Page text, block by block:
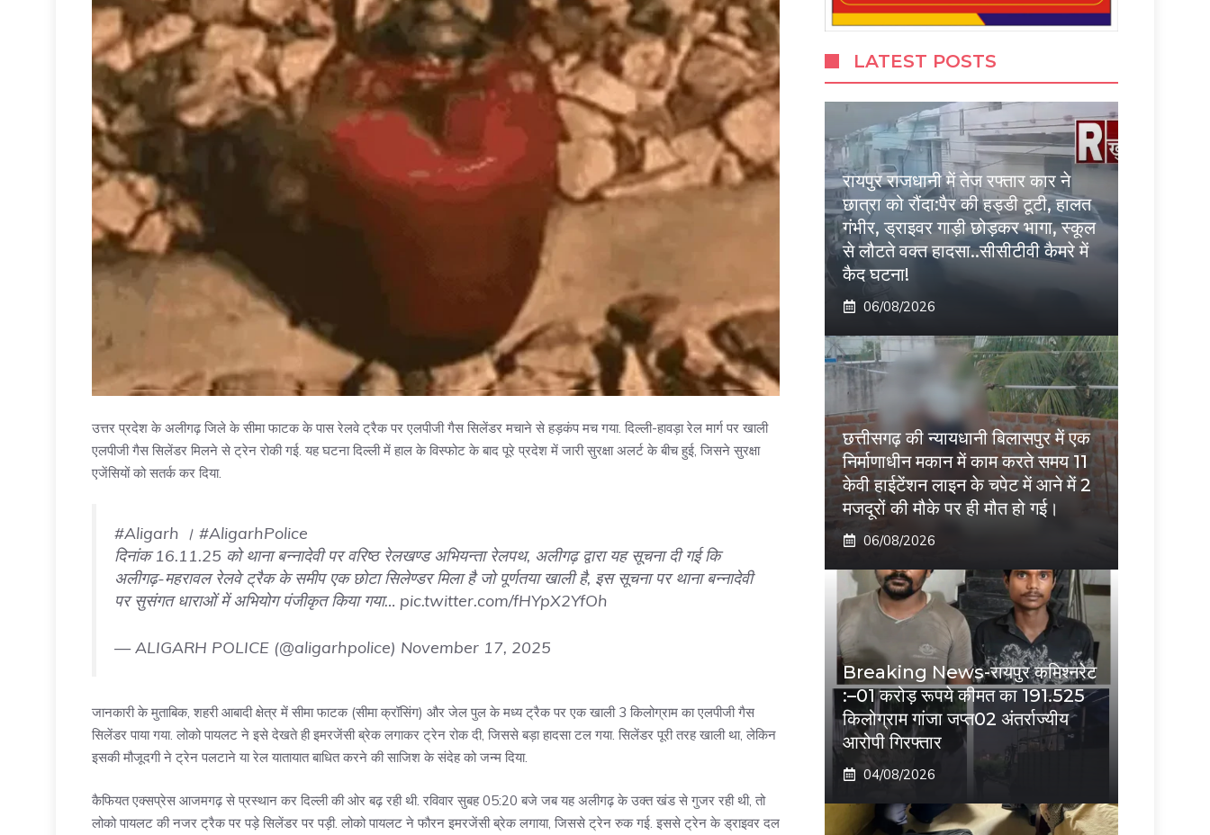
उत्तर प्रदेश के अलीगढ़ जिले के सीमा फाटक के पास रेलवे ट्रैक पर एलपीजी गैस सिलेंडर मचाने से हड़कंप मच गया. दिल्ली-हावड़ा रेल मार्ग पर खाली
एलपीजी गैस सिलेंडर मिलने से ट्रेन रोकी गई. यह घटना दिल्ली में हाल के विस्फोट के बाद पूरे प्रदेश में जारी सुरक्षा अलर्ट के बीच हुई, जिसने सुरक्षा
एजेंसियों को सतर्क कर दिया.
#Aligarh । #AligarhPolice
दिनांक 16.11.25 को थाना बन्नादेवी पर वरिष्ठ रेलखण्ड अभियन्ता रेलपथ, अलीगढ़ द्वारा यह सूचना दी गई कि
अलीगढ़-महरावल रेलवे ट्रैक के समीप एक छोटा सिलेण्डर मिला है जो पूर्णतया खाली है, इस सूचना पर थाना बन्नादेवी
पर सुसंगत धाराओं में अभियोग पंजीकृत किया गया… pic.twitter.com/fHYpX2YfOh
— ALIGARH POLICE (@aligarhpolice) November 17, 2025
जानकारी के मुताबिक, शहरी आबादी क्षेत्र में सीमा फाटक (सीमा क्रॉसिंग) और जेल पुल के मध्य ट्रैक पर एक खाली 3 किलोग्राम का एलपीजी गैस
सिलेंडर पाया गया. लोको पायलट ने इसे देखते ही इमरजेंसी ब्रेक लगाकर ट्रेन रोक दी, जिससे बड़ा हादसा टल गया. सिलेंडर पूरी तरह खाली था, लेकिन
इसकी मौजूदगी ने ट्रेन पलटाने या रेल यातायात बाधित करने की साजिश के संदेह को जन्म दिया.
कैफियत एक्सप्रेस आजमगढ़ से प्रस्थान कर दिल्ली की ओर बढ़ रही थी. रविवार सुबह 05:20 बजे जब यह अलीगढ़ के उक्त खंड से गुजर रही थी, तो
लोको पायलट की नजर ट्रैक पर पड़े सिलेंडर पर पड़ी. लोको पायलट ने फौरन इमरजेंसी ब्रेक लगाया, जिससे ट्रेन रुक गई. इससे ट्रेन के ड्राइवर दल
LATEST POSTS
रायपुर राजधानी में तेज रफ्तार कार ने
छात्रा को रौंदा:पैर की हड्डी टूटी, हालत
गंभीर, ड्राइवर गाड़ी छोड़कर भागा, स्कूल
से लौटते वक्त हादसा..सीसीटीवी कैमरे में
कैद घटना!
06/08/2026
छत्तीसगढ़ की न्यायधानी बिलासपुर में एक
निर्माणाधीन मकान में काम करते समय 11
केवी हाईटेंशन लाइन के चपेट में आने में 2
मजदूरों की मौके पर ही मौत हो गई।
06/08/2026
Breaking News-रायपुर कमिश्नरेट
:–01 करोड़ रूपये कीमत का 191.525
किलोग्राम गांजा जप्त02 अंतर्राज्यीय
आरोपी गिरफ्तार
04/08/2026